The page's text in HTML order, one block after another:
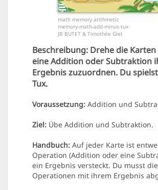
math memory arithmetic
memory-math-add-minus-tux
JB BUTET & Timothée Giet
Beschreibung: Drehe die
eine Addition oder Subtraktion
Ergebnis zuzuordnen. Du
Tux.
Voraussetzung: Addition und
Ziel: Übe Addition und Subtraktion.
Handbuch: Auf jeder Karte ist
Operation (Addition oder eine
ein Ergebnis versteckt. Du musst die
Operationen mit ihrem Ergebnis